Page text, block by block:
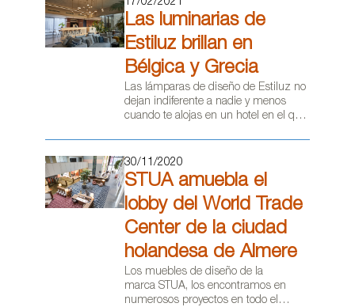
seleccionan sus piezas, creadas por
reconocidos diseñadores de prestigio
mundial, para sus proyectos más
restauración. Viajamos a tres países
del Lejano Oriente y os descubrimos
sus últimos proyectos de 2020 y
2021.
Las luminarias de
Estiluz brillan en
Bélgica y Grecia
Las lámparas de diseño de Estiluz no
dejan indiferente a nadie y menos
cuando te alojas en un hotel en el que
Bélgica y Grecia son un buen ejemplo
de ello.
30/11/2020
STUA amuebla el
lobby del World Trade
Center de la ciudad
holandesa de Almere
Los muebles de diseño de la
marca STUA, los encontramos en
numerosos proyectos en todo el